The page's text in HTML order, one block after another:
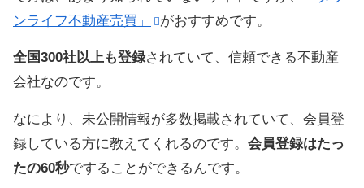
ンライフ不動産売買」
がおすすめです。
全国300社以上も登録されていて、信頼できる不動産
会社なのです。
なにより、未公開情報が多数掲載されていて、会員登
録している方に教えてくれるのです。 会員登録はたっ
たの60秒ですることができるんです。